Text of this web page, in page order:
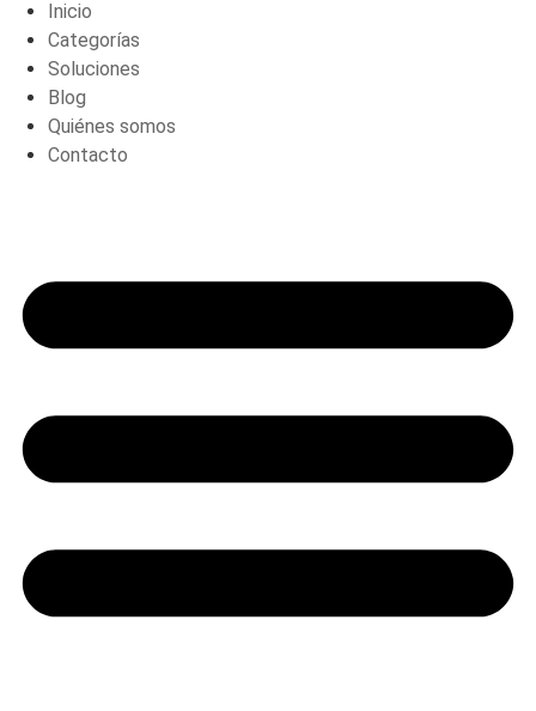
Inicio
Categorías
Soluciones
Blog
Quiénes somos
Contacto